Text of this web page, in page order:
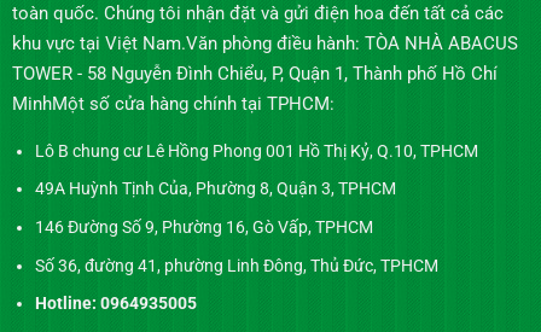
toàn quốc. Chúng tôi nhận đặt và gửi điện hoa đến tất cả các
khu vực tại Việt Nam.Văn phòng điều hành: TÒA NHÀ ABACUS
TOWER - 58 Nguyễn Đình Chiểu, P, Quận 1, Thành phố Hồ Chí
MinhMột số cửa hàng chính tại TPHCM:
Lô B chung cư Lê Hồng Phong 001 Hồ Thị Kỷ, Q.10, TPHCM
49A Huỳnh Tịnh Của, Phường 8, Quận 3, TPHCM
146 Đường Số 9, Phường 16, Gò Vấp, TPHCM
Số 36, đường 41, phường Linh Đông, Thủ Đức, TPHCM
Hotline: 0964935005